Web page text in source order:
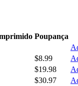
Poupança
$8.99
$19.98
$30.97